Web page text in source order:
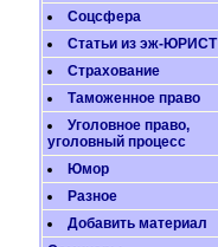
Соцсфера
Статьи из эж-ЮРИСТ
Страхование
Таможенное право
Уголовное право,
уголовный процесс
Юмор
Разное
Добавить материал